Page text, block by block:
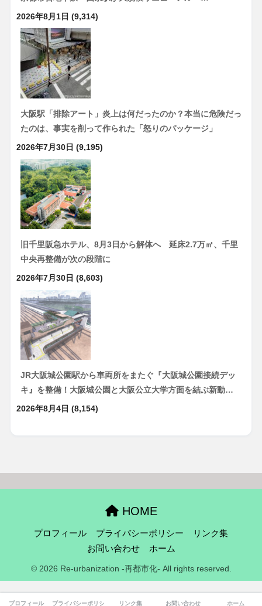
2026年8月1日 (9,314)
大阪駅「排除アート」炎上は何だったのか？本当に危険だっ
たのは、事実を削って作られた「怒りのパッケージ」
2026年7月30日 (9,195)
旧千里阪急ホテル、8月3日から解体へ 延床2.7万㎡、千里
中央再整備が次の段階に
2026年7月30日 (8,603)
JR大阪城公園駅から車両所をまたぐ『大阪城公園接続デッ
キ』を整備！大阪城公園と大阪公立大学方面を結ぶ新動…
2026年8月4日 (8,154)
HOME
プロフィール プライバシーポリシー
リンク集
お問い合わせ
ホーム
© 2026 Re-urbanization -再都市化- All rights reserved.
プロフィール プライバシーポリシー リンク集 お問い合わせ ホーム